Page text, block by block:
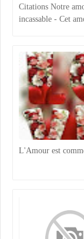
Citations Notre
incassable - Cet
L'Amour est